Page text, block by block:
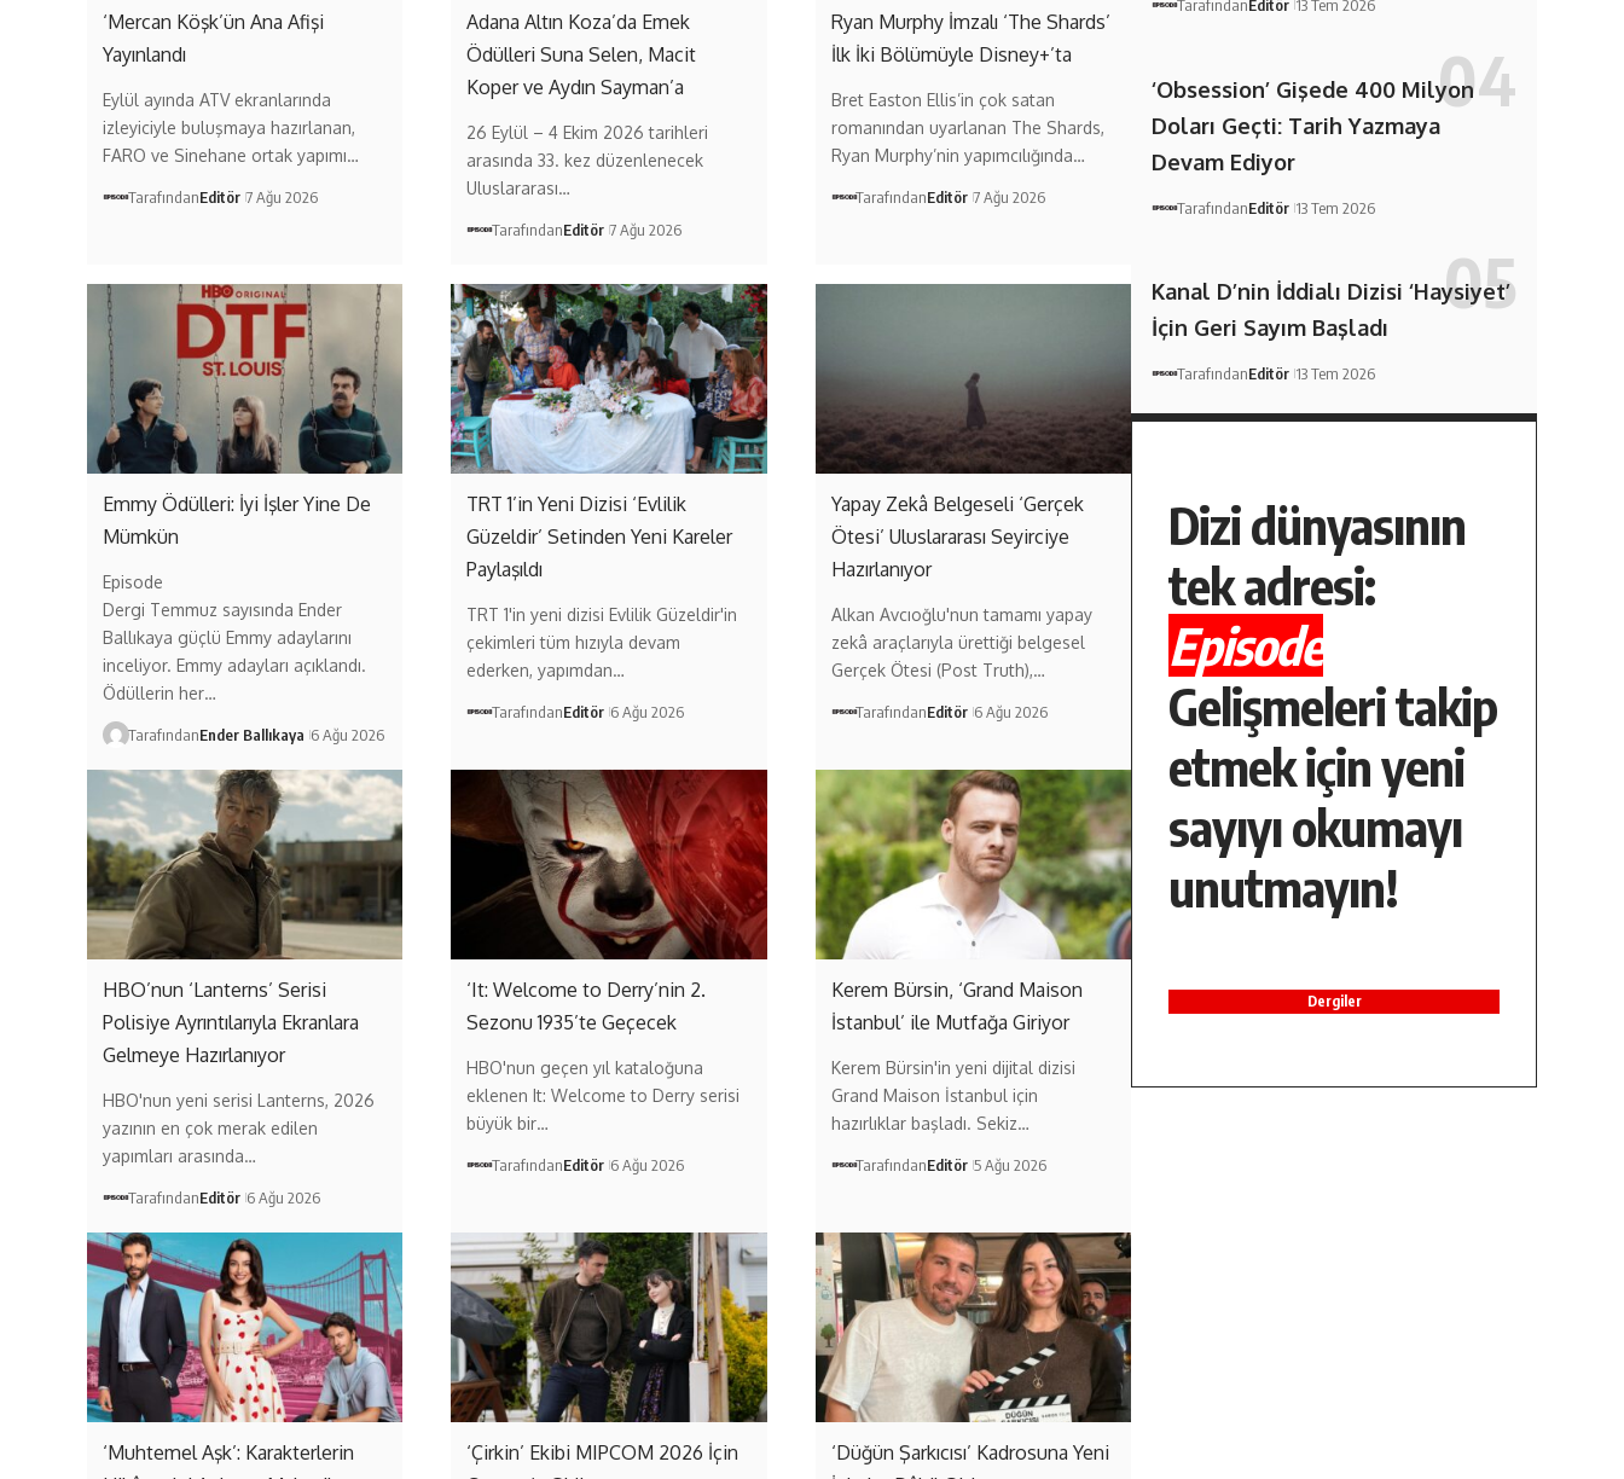
‘Mercan Köşk’ün Ana Afişi
Yayınlandı
Eylül ayında ATV ekranlarında
izleyiciyle buluşmaya hazırlanan,
FARO ve Sinehane ortak yapımı…
TarafındanEditör 7 Ağu 2026
Adana Altın Koza’da Emek
Ödülleri Suna Selen, Macit
Koper ve Aydın Sayman’a
26 Eylül – 4 Ekim 2026 tarihleri
arasında 33. kez düzenlenecek
Uluslararası…
TarafındanEditör 7 Ağu 2026
Ryan Murphy İmzalı ‘The Shards’
İlk İki Bölümüyle Disney+’ta
Bret Easton Ellis’in çok satan
romanından uyarlanan The Shards,
Ryan Murphy’nin yapımcılığında…
TarafındanEditör 7 Ağu 2026
Emmy Ödülleri: İyi İşler Yine De
Mümkün
Episode
Dergi Temmuz sayısında Ender
Ballıkaya güçlü Emmy adaylarını
inceliyor. Emmy adayları açıklandı.
Ödüllerin her…
TarafındanEnder Ballıkaya 6 Ağu 2026
TRT 1’in Yeni Dizisi ‘Evlilik
Güzeldir’ Setinden Yeni Kareler
Paylaşıldı
TRT 1'in yeni dizisi Evlilik Güzeldir'in
çekimleri tüm hızıyla devam
ederken, yapımdan…
TarafındanEditör 6 Ağu 2026
Yapay Zekâ Belgeseli ‘Gerçek
Ötesi’ Uluslararası Seyirciye
Hazırlanıyor
Alkan Avcıoğlu'nun tamamı yapay
zekâ araçlarıyla ürettiği belgesel
Gerçek Ötesi (Post Truth),…
TarafındanEditör 6 Ağu 2026
HBO’nun ‘Lanterns’ Serisi
Polisiye Ayrıntılarıyla Ekranlara
Gelmeye Hazırlanıyor
HBO'nun yeni serisi Lanterns, 2026
yazının en çok merak edilen
yapımları arasında…
TarafındanEditör 6 Ağu 2026
‘It: Welcome to Derry’nin 2.
Sezonu 1935’te Geçecek
HBO'nun geçen yıl kataloğuna
eklenen It: Welcome to Derry serisi
büyük bir…
TarafındanEditör 6 Ağu 2026
Kerem Bürsin, ‘Grand Maison
İstanbul’ ile Mutfağa Giriyor
Kerem Bürsin'in yeni dijital dizisi
Grand Maison İstanbul için
hazırlıklar başladı. Sekiz…
TarafındanEditör 5 Ağu 2026
‘Muhtemel Aşk’: Karakterlerin
‘Çirkin’ Ekibi MIPCOM 2026 İçin
‘Düğün Şarkıcısı’ Kadrosuna Yeni
TarafındanEditör 13 Tem 2026
‘Obsession’ Gişede 400 Milyon
Doları Geçti: Tarih Yazmaya
Devam Ediyor
TarafındanEditör 13 Tem 2026
Kanal D’nin İddialı Dizisi ‘Haysiyet’
İçin Geri Sayım Başladı
TarafındanEditör 13 Tem 2026
Dizi dünyasının
tek adresi:
Episode
Gelişmeleri takip
etmek için yeni
sayıyı okumayı
unutmayın!
Dergiler